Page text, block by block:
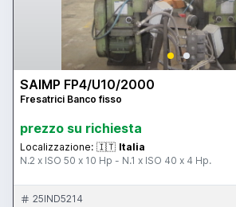
SAIMP FP4/U10/2000
Fresatrici Banco fisso
prezzo su richiesta
Localizzazione: 🇮🇹 Italia
N.2 x ISO 50 x 10 Hp - N.1 x ISO 40 x 4 Hp.
25IND5214